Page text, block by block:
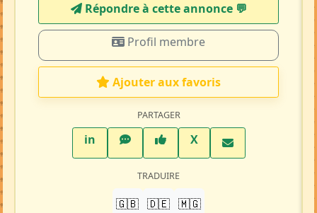
Répondre à cette annonce 💬​
Profil membre
Ajouter aux favoris
PARTAGER
inLinkedInWhatsAppFacebook
XTwitter X
TRADUIRE
🇬🇧 🇩🇪 🇲🇬